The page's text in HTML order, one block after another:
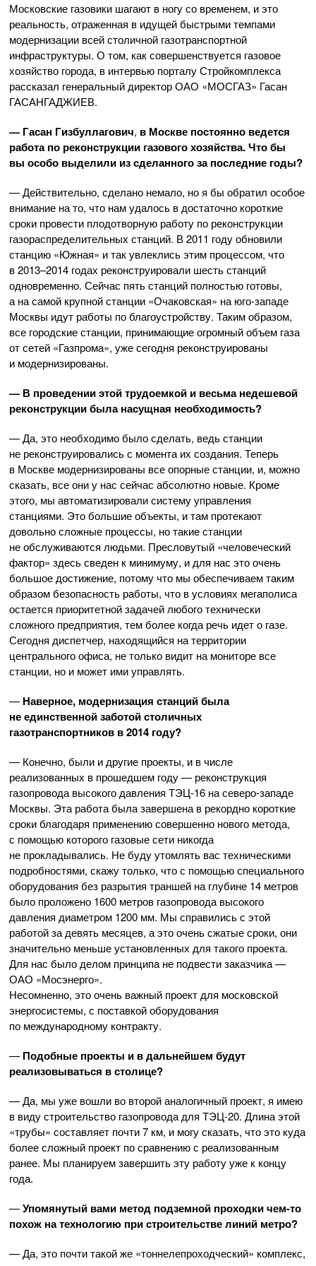
Московские газовики шагают в ногу со временем, и это
реальность, отраженная в идущей быстрыми темпами
модернизации всей столичной газотранспортной
инфраструктуры. О том, как совершенствуется газовое
хозяйство города, в интервью порталу Стройкомплекса
рассказал генеральный директорОАО «МОСГАЗ» Гасан
ГАСАНГАДЖИЕВ.
— Гасан Гизбуллагович, в Москве постоянно ведется
работа по реконструкции газового хозяйства. Что бы
вы особо выделили из сделанного за последние годы?
— Действительно, сделано немало, но я бы обратил особое
внимание на то, что нам удалось в достаточно короткие
сроки провести плодотворную работу по реконструкции
газораспределительных станций. В 2011 году обновили
станцию «Южная» и так увлеклись этим процессом, что
в 2013–2014 годах реконструировали шесть станций
одновременно. Сейчас пять станций полностью готовы,
а на самой крупной станции «Очаковская» на юго-западе
Москвы идут работы по благоустройству. Таким образом,
все городские станции, принимающие огромный объем газа
от сетей «Газпрома», уже сегодня реконструированы
и модернизированы.
— В проведении этой трудоемкой и весьма недешевой
реконструкции была насущная необходимость?
— Да, это необходимо было сделать, ведь станции
не реконструировались с момента их создания. Теперь
в Москве модернизированы все опорные станции, и, можно
сказать, все они у нас сейчас абсолютно новые. Кроме
этого, мы автоматизировали систему управления
станциями. Это большие объекты, и там протекают
довольно сложные процессы, но такие станции
не обслуживаются людьми. Пресловутый «человеческий
фактор» здесь сведен к минимуму, и для нас это очень
большое достижение, потому что мы обеспечиваем таким
образом безопасность работы, что в условиях мегаполиса
остается приоритетной задачей любого технически
сложного предприятия, тем более когда речь идет о газе.
Сегодня диспетчер, находящийся на территории
центрального офиса, не только видит на мониторе все
станции, но и может ими управлять.
— Наверное, модернизация станций была
не единственной заботой столичных
газотранспортников в 2014 году?
— Конечно, были и другие проекты, и в числе
реализованных в прошедшем году — реконструкция
газопровода высокого давления ТЭЦ-16 насеверо-западе
Москвы. Эта работа была завершена в рекордно короткие
сроки благодаря применению совершенно нового метода,
с помощью которого газовые сети никогда
не прокладывались. Не буду утомлять вас техническими
подробностями, скажу только, что с помощью специального
оборудования без разрытия траншей на глубине 14 метров
было проложено 1600 метров газопровода высокого
давления диаметром 1200 мм. Мы справились с этой
работой за девять месяцев, а это очень сжатые сроки, они
значительно меньше установленных для такого проекта.
Для нас было делом принципа не подвести заказчика —
ОАО «Мосэнерго».
Несомненно, это очень важный проект для московской
энергосистемы, с поставкой оборудования
по международному контракту.
— Подобные проекты и в дальнейшем будут
реализовываться в столице?
— Да, мы уже вошли во второй аналогичный проект, я имею
в виду строительство газопровода для ТЭЦ-20. Длина этой
«трубы» составляет почти 7 км, и могу сказать, что это куда
более сложный проект по сравнению с реализованным
ранее. Мы планируем завершить эту работу уже к концу
года.
—Упомянутый вами метод подземной проходкичем-то
похож на технологию при строительстве линий метро?
— Да, это почти такой же «тоннелепроходческий» комплекс,